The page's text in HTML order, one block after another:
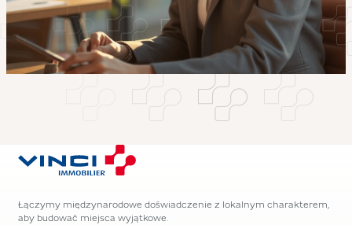
Łączymy międzynarodowe doświadczenie z lokalnym charakterem,
aby budować miejsca wyjątkowe.